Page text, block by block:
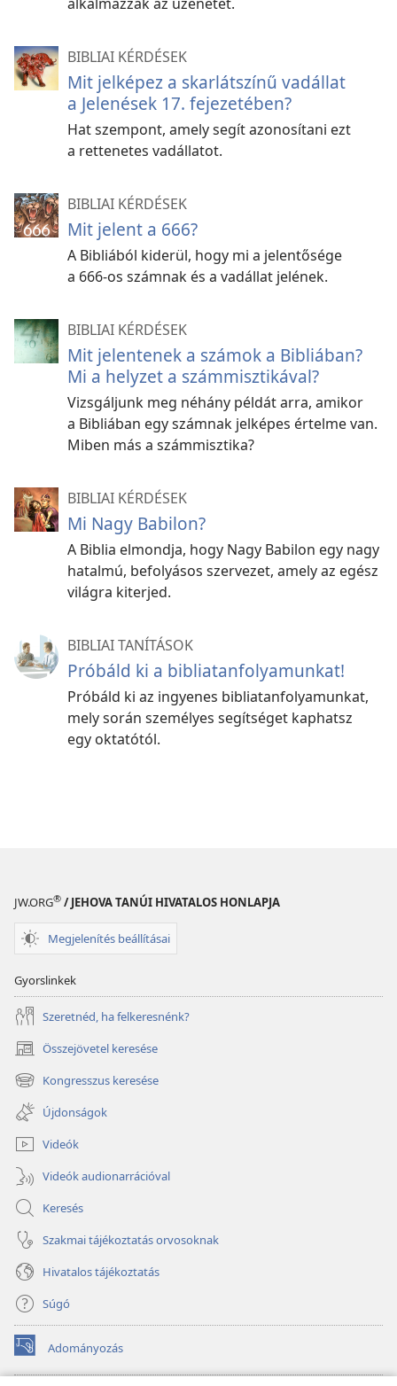
BIBLIAI KÉRDÉSEK
Mit jelképez a skarlátszínű vadállat
a Jelenések 17. fejezetében?
Hat szempont, amely segít azonosítani ezt
a rettenetes vadállatot.
BIBLIAI KÉRDÉSEK
Mit jelent a 666?
A Bibliából kiderül, hogy mi a jelentősége
a 666-os számnak és a vadállat jelének.
BIBLIAI KÉRDÉSEK
Mit jelentenek a számok a Bibliában?
Mi a helyzet a számmisztikával?
Vizsgáljunk meg néhány példát arra, amikor
a Bibliában egy számnak jelképes értelme van.
Miben más a számmisztika?
BIBLIAI KÉRDÉSEK
Mi Nagy Babilon?
A Biblia elmondja, hogy Nagy Babilon egy nagy
hatalmú, befolyásos szervezet, amely az egész
világra kiterjed.
BIBLIAI TANÍTÁSOK
Próbáld ki a bibliatanfolyamunkat!
Próbáld ki az ingyenes bibliatanfolyamunkat,
mely során személyes segítséget kaphatsz
egy oktatótól.
JW.ORG® / JEHOVA TANÚI HIVATALOS HONLAPJA
Megjelenítés beállításai
Gyorslinkek
Szeretnéd, ha felkeresnénk?
Összejövetel keresése
(opens
new
window)
Kongresszus keresése
(opens
new
window)
Újdonságok
Videók
Videók audionarrációval
Keresés
Szakmai tájékoztatás orvosoknak
Hivatalos tájékoztatás
Súgó
Adományozás
(opens
new